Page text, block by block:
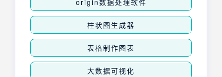
柱状图生成器
表格制作图表
大数据可视化